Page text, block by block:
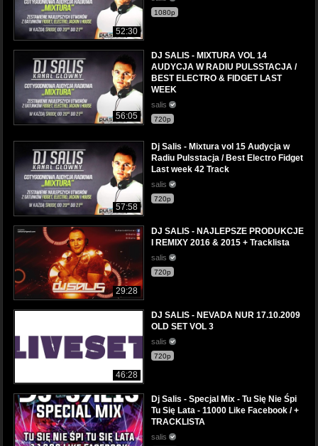
52:30
1080p
56:05
DJ SALIS - MIXTURA VOL 14
AUDYCJA W RADIU PULSSTACJA /
BEST ELECTRO & FIDGET LAST
WEEK
salis
720p
57:58
Dj Salis - Mixtura vol 15 Audycja w
Radiu Pulsstacja / Best Electro Fidget
Last week 42 Track
salis
720p
29:28
DJ SALIS - NAJLEPSZE PRODUKCJE
I REMIXY 2016 & 2015 + Tracklista
salis
720p
46:28
DJ SALIS - NEVADA NUR 17.10.2009
OLD SET VOL 3
salis
720p
Dj Salis - Specjal Mix - Tu Się Nie Śpi
Tu Się Lata - 11000 Like Facebook / +
TRACKLISTA
salis